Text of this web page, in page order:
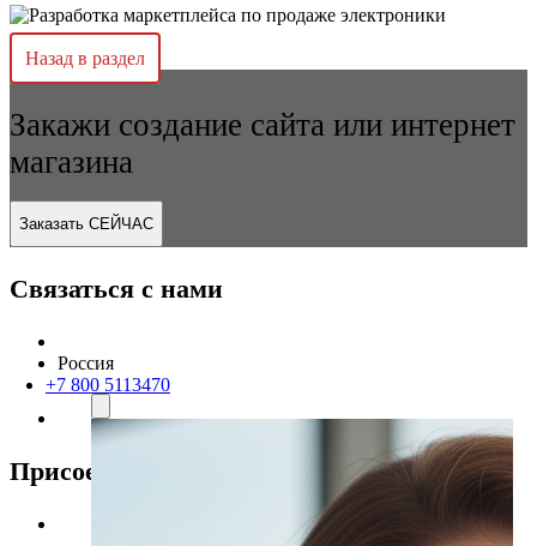
Назад в раздел
Закажи создание сайта или интернет
магазина
Заказать СЕЙЧАС
Связаться с нами
Россия
+7 800 5113470
Присоединяйтесь к нам